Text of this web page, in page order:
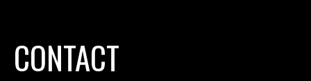
CONTACT